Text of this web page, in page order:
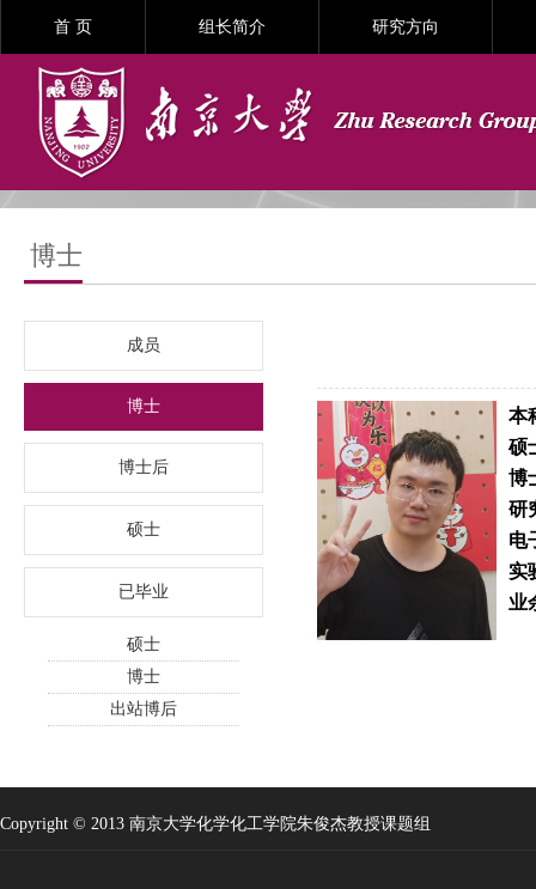
首 页 组长简介 研究方向
博士
成员
博士
博士后
硕士
已毕业
硕士
博士
出站博后
本
硕
博
研
电
实
业
Copyright © 2013 南京大学化学化工学院朱俊杰教授课题组